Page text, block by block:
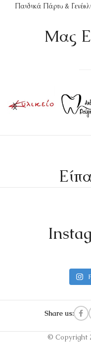
Παιδικά Πάρτυ &
Mας
Share us:
© Copyright